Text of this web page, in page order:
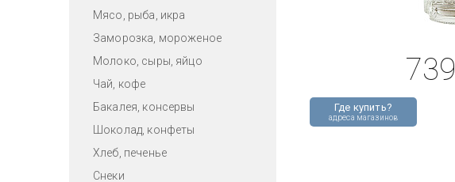
Мясо, рыба, икра
Заморозка, мороженое
Молоко, сыры, яйцо
Чай, кофе
Бакалея, консервы
Шоколад, конфеты
Хлеб, печенье
Снеки
Где купить?
адреса магазинов
739